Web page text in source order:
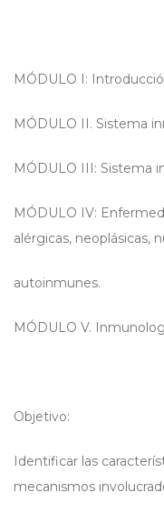
MÓDULO I:
MÓDULO II. Sistema
MÓDULO III: Sistema
MÓDULO IV:
alérgicas, neoplásicas,
autoinmunes.
MÓDULO V.
Objetivo:
Identificar las
mecanismos